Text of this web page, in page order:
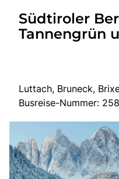
Highlights
Service
Mehrtagesreisen
Tagesreisen
Bus anmieten
Südtiroler
Tannengrün
Luttach, Bruneck,
Busreise-Nummer: